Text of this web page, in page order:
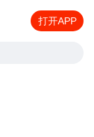
打开APP